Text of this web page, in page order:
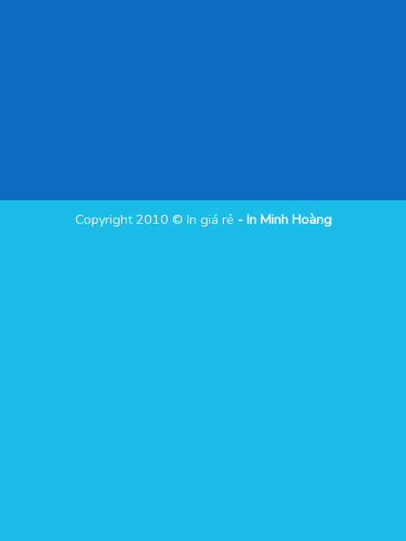
Copyright 2010 © In giá rẻ - In Minh Hoàng